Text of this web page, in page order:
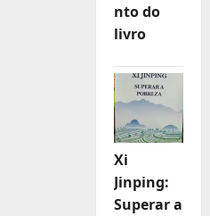
nto do
livro
Xi
Jinping:
Superar a